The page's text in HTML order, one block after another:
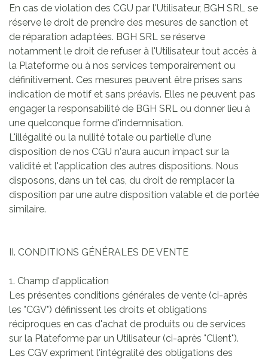
En cas de violation des CGU par l'Utilisateur, BGH SRL se
réserve le droit de prendre des mesures de sanction et
de réparation adaptées. BGH SRL se réserve
notamment le droit de refuser à l'Utilisateur tout accès à
la Plateforme ou à nos services temporairement ou
définitivement. Ces mesures peuvent être prises sans
indication de motif et sans préavis. Elles ne peuvent pas
engager la responsabilité de BGH SRL ou donner lieu à
une quelconque forme d'indemnisation.
L'illégalité ou la nullité totale ou partielle d'une
disposition de nos CGU n'aura aucun impact sur la
validité et l'application des autres dispositions. Nous
disposons, dans un tel cas, du droit de remplacer la
disposition par une autre disposition valable et de portée
similaire.
II. CONDITIONS GÉNÉRALES DE VENTE
1. Champ d'application
Les présentes conditions générales de vente (ci-après
les "CGV") définissent les droits et obligations
réciproques en cas d'achat de produits ou de services
sur la Plateforme par un Utilisateur (ci-après "Client").
Les CGV expriment l'intégralité des obligations des